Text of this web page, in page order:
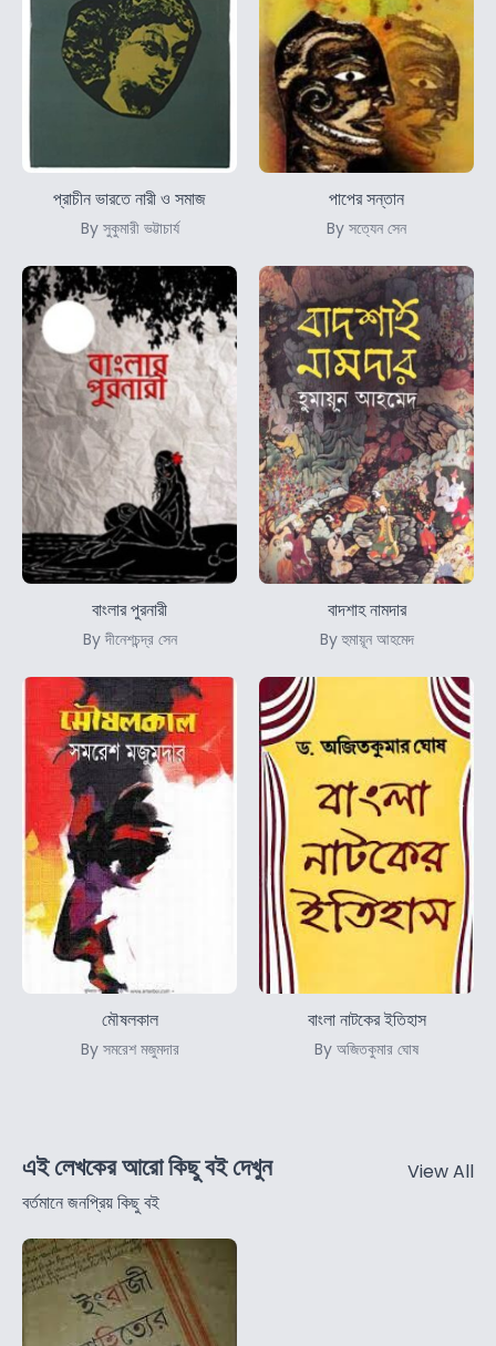
প্রাচীন ভারতে নারী ও সমাজ
By সুকুমারী ভট্টাচার্য
পাপের সন্তান
By সত্যেন সেন
বাংলার পুরনারী
By দীনেশচন্দ্র সেন
বাদশাহ নামদার
By হুমায়ূন আহমেদ
মৌষলকাল
By সমরেশ মজুমদার
বাংলা নাটকের ইতিহাস
By অজিতকুমার ঘোষ
এই লেখকের আরো কিছু বই দেখুন
বর্তমানে জনপ্রিয় কিছু বই
View All